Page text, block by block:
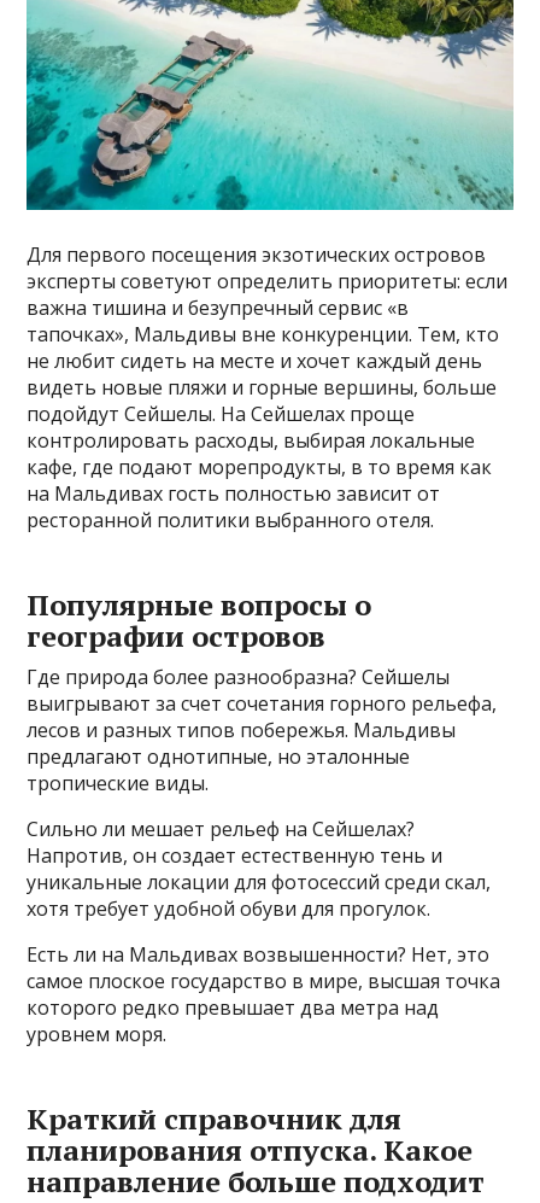
Для первого посещения экзотических островов
эксперты советуют определить приоритеты: если
важна тишина и безупречный сервис «в
тапочках», Мальдивы вне конкуренции. Тем, кто
не любит сидеть на месте и хочет каждый день
видеть новые пляжи и горные вершины, больше
подойдут Сейшелы. На Сейшелах проще
контролировать расходы, выбирая локальные
кафе, где подают морепродукты, в то время как
на Мальдивах гость полностью зависит от
ресторанной политики выбранного отеля.
Популярные вопросы о
географии островов
Где природа более разнообразна? Сейшелы
выигрывают за счет сочетания горного рельефа,
лесов и разных типов побережья. Мальдивы
предлагают однотипные, но эталонные
тропические виды.
Сильно ли мешает рельеф на Сейшелах?
Напротив, он создает естественную тень и
уникальные локации для фотосессий среди скал,
хотя требует удобной обуви для прогулок.
Есть ли на Мальдивах возвышенности? Нет, это
самое плоское государство в мире, высшая точка
которого редко превышает два метра над
уровнем моря.
Краткий справочник для
планирования отпуска. Какое
направление больше подходит